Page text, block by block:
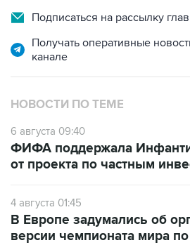
Подписаться на рассылку
Получать оперативные
канале
НОВОСТИ ПО ТЕМЕ
6 августа 09:40
ФИФА поддержала
от проекта по частным
4 августа 01:45
В Европе задумались об
версии чемпионата мира